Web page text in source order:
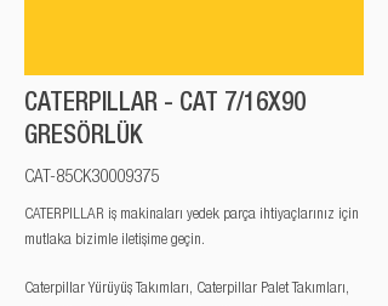
CATERPILLAR - CAT 7/16X90
GRESÖRLÜK
CAT-85CK30009375
CATERPILLAR iş makinaları yedek parça ihtiyaçlarınız için
mutlaka bizimle iletişime geçin.
Caterpillar Yürüyüş Takımları, Caterpillar Palet Takımları,